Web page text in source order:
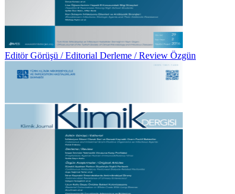
Editör Görüşü / Editorial Derleme / Review Özgün